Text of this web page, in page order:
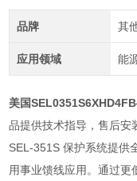
品牌 其
应用领域 能
美国
品提供技术指导，售后安
SEL-351S 保护系统提供
用事业馈线应用。通过更